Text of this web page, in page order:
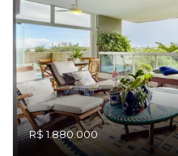
R$ 1.880.000